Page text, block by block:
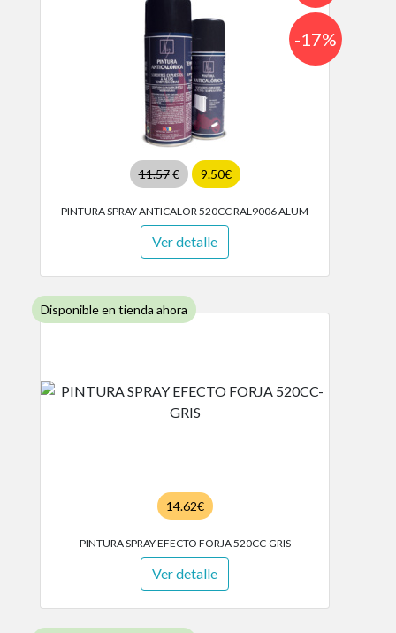
11.57€ 9.50€
-17%
PINTURA SPRAY ANTICALOR 520CC RAL9006 ALUM
Ver detalle
Disponible en tienda ahora
14.62€
PINTURA SPRAY EFECTO FORJA 520CC-GRIS
Ver detalle